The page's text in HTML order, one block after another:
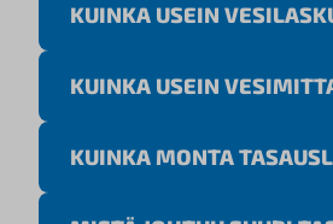
KUINKA USEIN
KUINKA USEIN
KUINKA MONTA